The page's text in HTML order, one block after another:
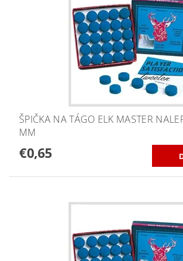
ŠPIČKA NA TÁGO ELK MASTER
MM
€0,65